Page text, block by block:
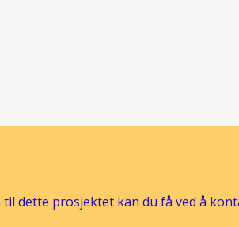
dette prosjektet kan du få ved å